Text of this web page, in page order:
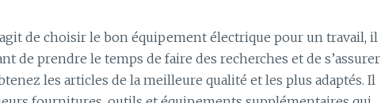
de choisir le bon équipement électrique pour un travail, il
de prendre le temps de faire des recherches et de s’assurer
les articles de la meilleure qualité et les plus adaptés. Il